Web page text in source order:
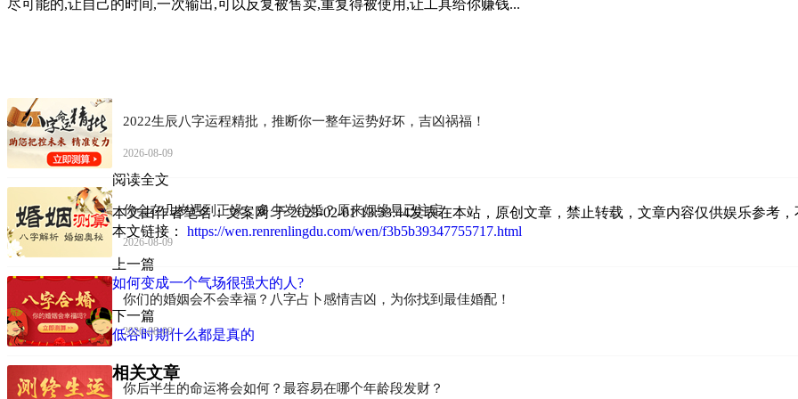
尽可能的,让自己的时间,一次输出,可以反复被售卖,重复得被使用,让工具给你赚钱...
2022生辰八字运程精批，推断你一整年运势好坏，吉凶祸福！
2026-08-09
你会在几岁遇到正缘，多少岁结婚？原来姻缘早已注定
2026-08-09
你们的婚姻会不会幸福？八字占卜感情吉凶，为你找到最佳婚配！
2026-08-09
你后半生的命运将会如何？最容易在哪个年龄段发财？
阅读全文
本文由作者笔名：文案网 于 2023-02-01 13:53:44发表在本站，原创文章，禁止转载，文章内容仅供娱乐参考，
本文链接： https://wen.renrenlingdu.com/wen/f3b5b39347755717.html
上一篇
如何变成一个气场很强大的人?
下一篇
低谷时期什么都是真的
相关文章